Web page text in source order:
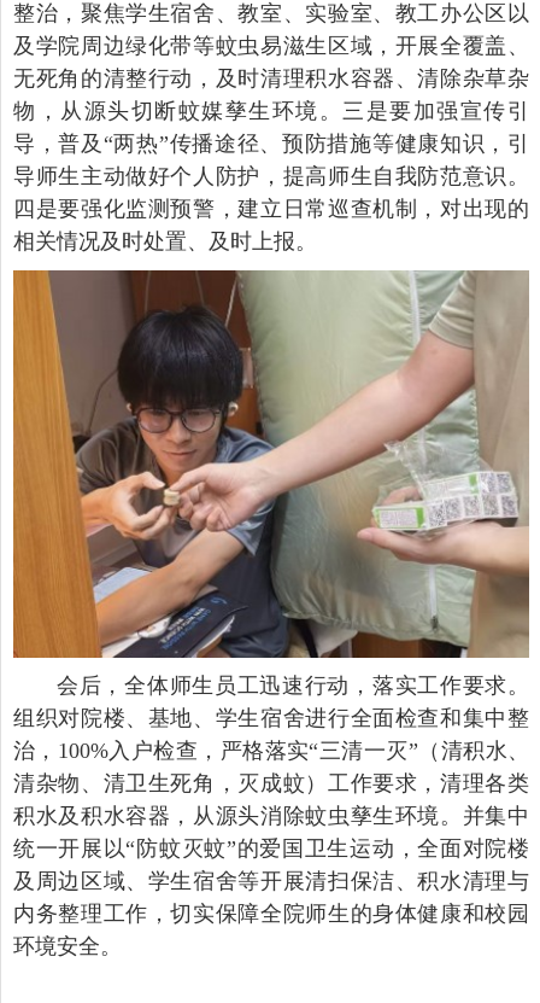
整治，聚焦学生宿舍、教室、实验室、教工办公区以
及学院周边绿化带等蚊虫易滋生区域，开展全覆盖、
无死角的清整行动，及时清理积水容器、清除杂草杂
物，从源头切断蚊媒孳生环境。三是要加强宣传引
导，普及“两热”传播途径、预防措施等健康知识，引
导师生主动做好个人防护，提高师生自我防范意识。
四是要强化监测预警，建立日常巡查机制，对出现的
相关情况及时处置、及时上报。
会后，全体师生员工迅速行动，落实工作要求。
组织对院楼、基地、学生宿舍进行全面检查和集中整
治，100%入户检查，严格落实“三清一灭”（清积水、
清杂物、清卫生死角，灭成蚊）工作要求，清理各类
积水及积水容器，从源头消除蚊虫孳生环境。并集中
统一开展以“防蚊灭蚊”的爱国卫生运动，全面对院楼
及周边区域、学生宿舍等开展清扫保洁、积水清理与
内务整理工作，切实保障全院师生的身体健康和校园
环境安全。